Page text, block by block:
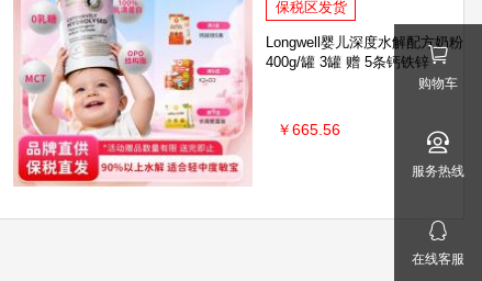
保税区发货
Longwell婴儿深度水解配方奶粉
400g/罐 3罐 赠 5条钙铁锌
￥665.56
购物车
服务热线
在线客服